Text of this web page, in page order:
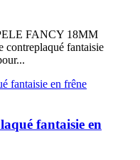
FANCY 18MM
fantaisie
fantaisie en